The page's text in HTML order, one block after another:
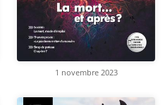
1 novembre 2023